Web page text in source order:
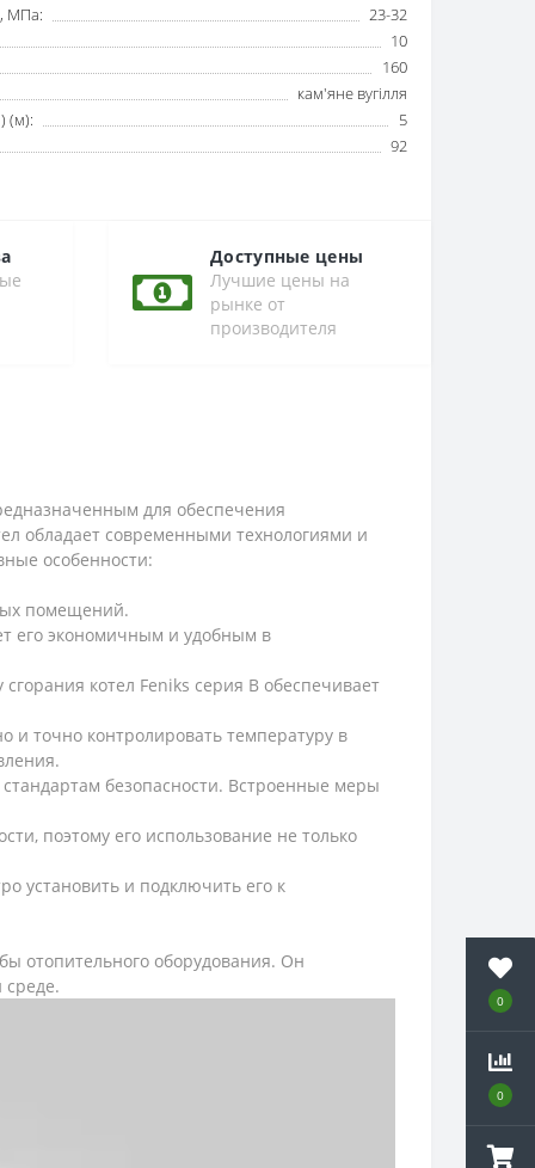
0
0
МПа:
23-32
10
160
кам'яне вугілля
(м):
5
92
Доступные цены
Лучшие цены на
рынке от
производителя
для обеспечения
обладает современными технологиями и
особенности:
помещений.
его экономичным и удобным в
котел Feniks серия B обеспечивает
точно контролировать температуру в
безопасности. Встроенные меры
поэтому его использование не только
установить и подключить его к
отопительного оборудования. Он